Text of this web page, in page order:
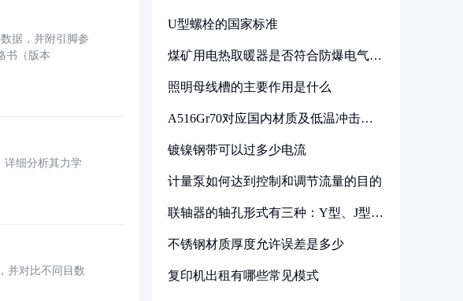
据，并附引脚参
书（版本
详细分析其力学
并对比不同目数
U型螺栓的国家标准
煤矿用电热取暖器是否符合防爆电气设
照明母线槽的主要作用是什么
A516Gr70对应国内材质及低温冲击要
镀镍钢带可以过多少电流
计量泵如何达到控制和调节流量的目的
联轴器的轴孔形式有三种：Y型、J型、
不锈钢材质厚度允许误差是多少
复印机出租有哪些常见模式